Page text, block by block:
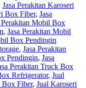
Jasa Perakitan Karoseri
Box Fiber, Jasa
Perakitan Mobil Box
, Jasa Perakitan Mobil
Box Pendingin
, Jasa Perakitan
Pendingin, Jasa
Perakitan Truck Box
Refrigerator, Jual
Box Fiber, Jual Karoseri